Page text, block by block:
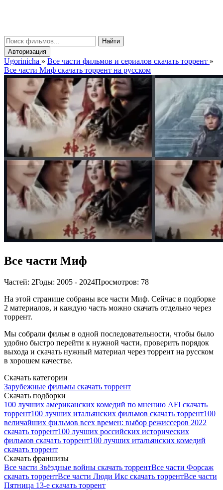
Найти
Авторизация
Ugorinicha » Все части фильмов и сериалов скачать торрент »
Все части Миф скачать торрент на русском
Все части Миф
Частей: 2Годы: 2005 - 2024Просмотров: 78
На этой странице собраны все части Миф. Сейчас в подборке
2 материалов, и каждую часть можно скачать отдельно через
торрент.
Мы собрали фильм в одной последовательности, чтобы было
удобно быстро перейти к нужной части, проверить порядок
выхода и скачать нужный материал через торрент на русском
в хорошем качестве.
Скачать категории
Зарубежные фильмы скачать торрент
Скачать подборки
100 лучших американских комедий по мнению AFI скачать
торрент100 лучших итальянских фильмов скачать торрент100
величайших фильмов всех времен: выбор режиссеров 2022
скачать торрент100 лучших российских исторических
фильмов скачать торрент100 лучших итальянских комедий
скачать торрент
Скачать франшизы
Все части Звёздные войны скачать торрентВсе части Форсаж
скачать торрентВсе части Люди Икс скачать торрентВсе части
Пятница 13-е скачать торрент